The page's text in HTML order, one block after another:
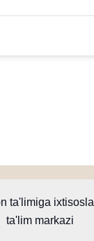
ta'limiga
ta'lim markazi